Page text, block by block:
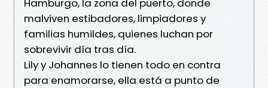
Hamburgo, la zona del puerto, donde
malviven estibadores, limpiadores y
familias humildes, quienes luchan por
sobrevivir día tras día.
Lily y Johannes lo tienen todo en contra
para enamorarse, ella está a punto de